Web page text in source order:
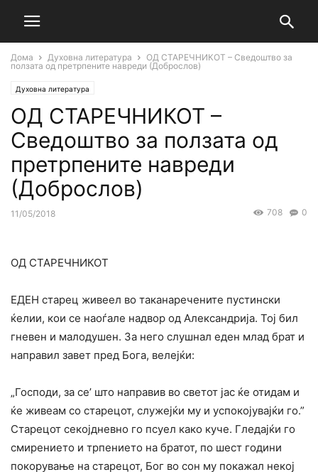
Дома Духовна литература
ОД СТАРЕЧНИКОТ – Сведоштво за
ползата од претрпените навреди (Доброслов)
Духовна литература
ОД СТАРЕЧНИКОТ –
Сведоштво за ползата од
претрпените навреди
(Доброслов)
11/05/2018 0
708
ОД СТАРЕЧНИКОТ
ЕДЕН старец живеел во таканаречените пустински
ќелии, кои се наоѓале надвор од Александрија. Тој бил
гневен и малодушен. За него слушнал еден млад брат и
направил завет пред Бога, велејќи:
„Господи, за се’ што направив во светот јас ќе отидам и
ќе живеам co старецот, служејќи му и успокојувајќи го.”
Старецот секојдневно го псуел како куче. Гледајќи го
смирението и трпението на братот, по шест години
покорување на старецот, Бог во сон му покажал некој